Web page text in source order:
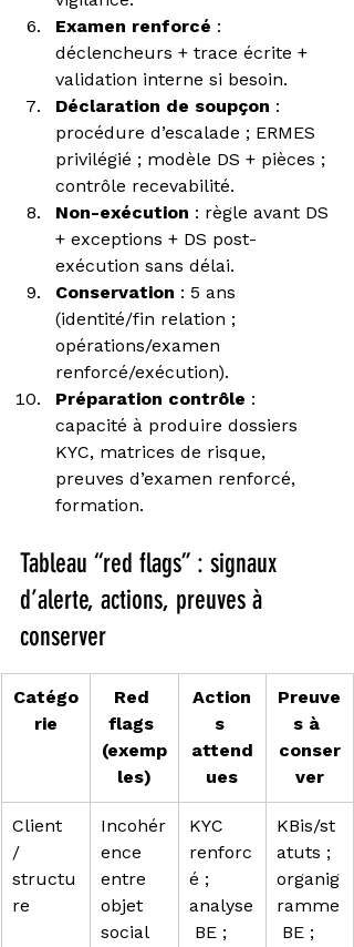
Examen renforcé :
déclencheurs + trace écrite +
validation interne si besoin.
Déclaration de soupçon :
procédure d’escalade ; ERMES
privilégié ; modèle DS + pièces ;
contrôle recevabilité.
Non-exécution : règle avant DS
+ exceptions + DS post-
exécution sans délai.
Conservation : 5 ans
(identité/fin relation ;
opérations/examen
renforcé/exécution).
Préparation contrôle :
capacité à produire dossiers
KYC, matrices de risque,
preuves d’examen renforcé,
formation.
Tableau “red flags” : signaux
d’alerte, actions, preuves à
conserver
Catégo
rie
Red
flags
(exemp
les)
Action
s
attend
ues
Preuve
s à
conser
ver
Client
/
structu
re
Incohér
ence
entre
objet
social
KYC
renforc
é ;
analyse
BE ;
KBis/st
atuts ;
organig
ramme
BE ;